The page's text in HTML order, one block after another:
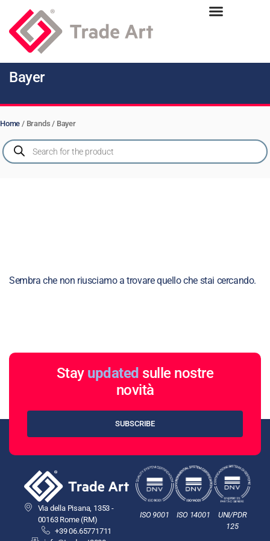
Bayer
Home / Brands / Bayer
Sembra che non riusciamo a trovare quello che stai cercando.
Stay updated sulle nostre
novità
SUBSCRIBE
Via della Pisana, 1353 -
00163 Rome (RM)
+39 06.65771711
ISO 9001 ISO 14001
UNI/PDR
125